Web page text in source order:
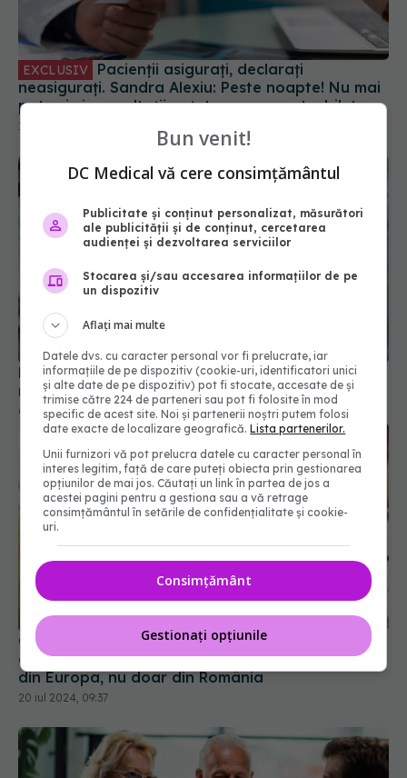
EXCLUSIV
neasigurați. Sandra Alexiu: Peste noapte! Nu mai
pot primi consultații, rețete compensate, bilete
de trimitere, nimic!
14 feb 2024, 15:12
Noi medicamente gratuite şi compensate de la 1
noiembrie
09 oct 2024, 13:25
CNAS va avea un nou sistem informatic: Un
cetăţean român va putea lua reţeta de oriunde
din Europa, nu doar din România
20 iul 2024, 09:37
Bun venit!
DC Medical vă cere consimțământul
Publicitate și conținut personalizat, măsurători
ale publicității și de conținut, cercetarea
audienței și dezvoltarea serviciilor
Stocarea și/sau accesarea informațiilor de pe
un dispozitiv
Aflați mai multe
Datele dvs. cu caracter personal vor fi prelucrate, iar
informațiile de pe dispozitiv (cookie-uri, identificatori unici
și alte date de pe dispozitiv) pot fi stocate, accesate de și
trimise către 224 de parteneri sau pot fi folosite în mod
specific de acest site. Noi și partenerii noștri putem folosi
date exacte de localizare geografică.Lista partenerilor.
Unii furnizori vă pot prelucra datele cu caracter personal în
interes legitim, față de care puteți obiecta prin gestionarea
opțiunilor de mai jos. Căutați un link în partea de jos a
acestei pagini pentru a gestiona sau a vă retrage
consimțământul în setările de confidențialitate și cookie-
uri.
Consimțământ
Gestionați opțiunile